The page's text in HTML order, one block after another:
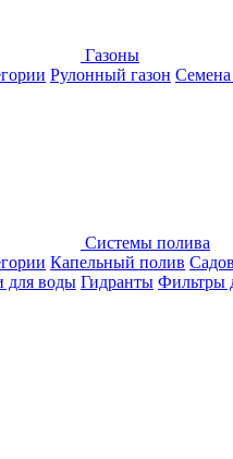
Газоны
Рулонный газон Семена
Системы полива
Капельный полив
для воды Гидранты Фильтры